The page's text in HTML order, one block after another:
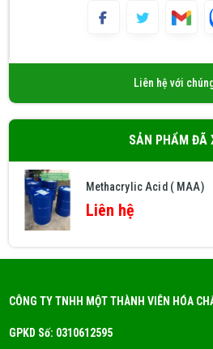
Liên hệ với
SẢN PHẨM ĐÃ
Methacrylic Acid ( MAA)
Liên hệ
CÔNG TY TNHH MỘT THÀNH VIÊN HÓA
GPKD Số: 0310612595